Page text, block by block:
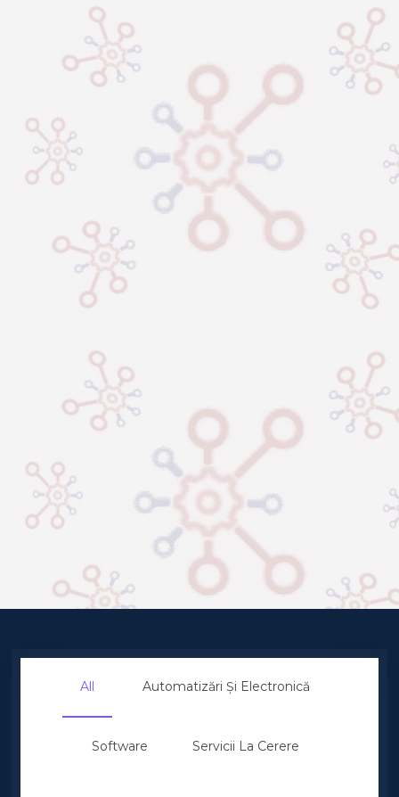
All Automatizări Și Electronică
Software Servicii La Cerere